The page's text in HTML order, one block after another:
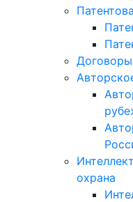
Договоры
охрана